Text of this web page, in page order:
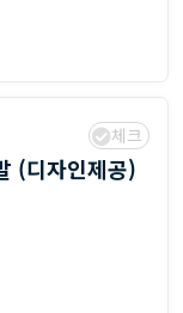
체크
(디자인제공)